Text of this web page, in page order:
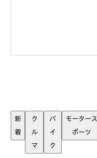
新
着
ク
ル
マ
バ
イ
ク
モータース
ポーツ